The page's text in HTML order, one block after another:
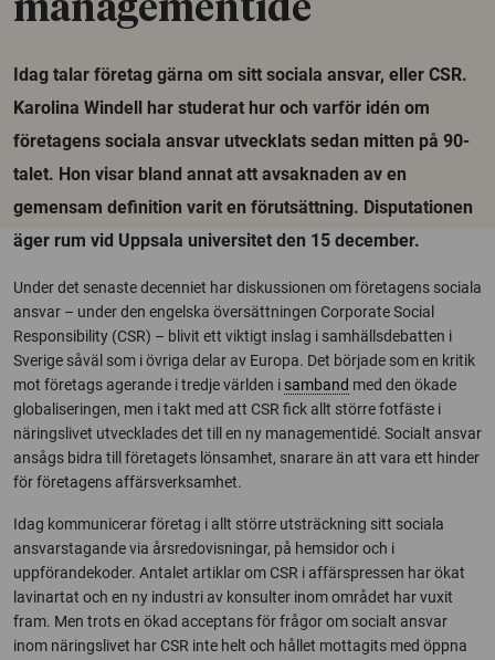
managementidé
Idag talar företag gärna om sitt sociala ansvar, eller CSR.
Karolina Windell har studerat hur och varför idén om
företagens sociala ansvar utvecklats sedan mitten på 90-
talet. Hon visar bland annat att avsaknaden av en
gemensam definition varit en förutsättning. Disputationen
äger rum vid Uppsala universitet den 15 december.
Under det senaste decenniet har diskussionen om företagens sociala
ansvar – under den engelska översättningen Corporate Social
Responsibility (CSR) – blivit ett viktigt inslag i samhällsdebatten i
Sverige såväl som i övriga delar av Europa. Det började som en kritik
mot företags agerande i tredje världen i samband med den ökade
globaliseringen, men i takt med att CSR fick allt större fotfäste i
näringslivet utvecklades det till en ny managementidé. Socialt ansvar
ansågs bidra till företagets lönsamhet, snarare än att vara ett hinder
för företagens affärsverksamhet.
Idag kommunicerar företag i allt större utsträckning sitt sociala
ansvarstagande via årsredovisningar, på hemsidor och i
uppförandekoder. Antalet artiklar om CSR i affärspressen har ökat
lavinartat och en ny industri av konsulter inom området har vuxit
fram. Men trots en ökad acceptans för frågor om socialt ansvar
inom näringslivet har CSR inte helt och hållet mottagits med öppna